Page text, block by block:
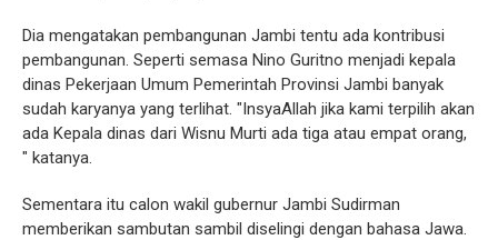
Dia mengatakan pembangunan Jambi tentu ada kontribusi
pembangunan. Seperti semasa Nino Guritno menjadi kepala
dinas Pekerjaan Umum Pemerintah Provinsi Jambi banyak
sudah karyanya yang terlihat. "InsyaAllah jika kami terpilih akan
ada Kepala dinas dari Wisnu Murti ada tiga atau empat orang,
" katanya.
Sementara itu calon wakil gubernur Jambi Sudirman
memberikan sambutan sambil diselingi dengan bahasa Jawa.